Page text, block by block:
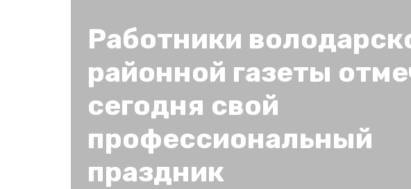
Работники
районной газеты
сегодня свой
профессиональный
праздник